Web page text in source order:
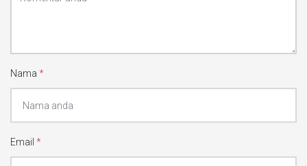
Nama *
Email *